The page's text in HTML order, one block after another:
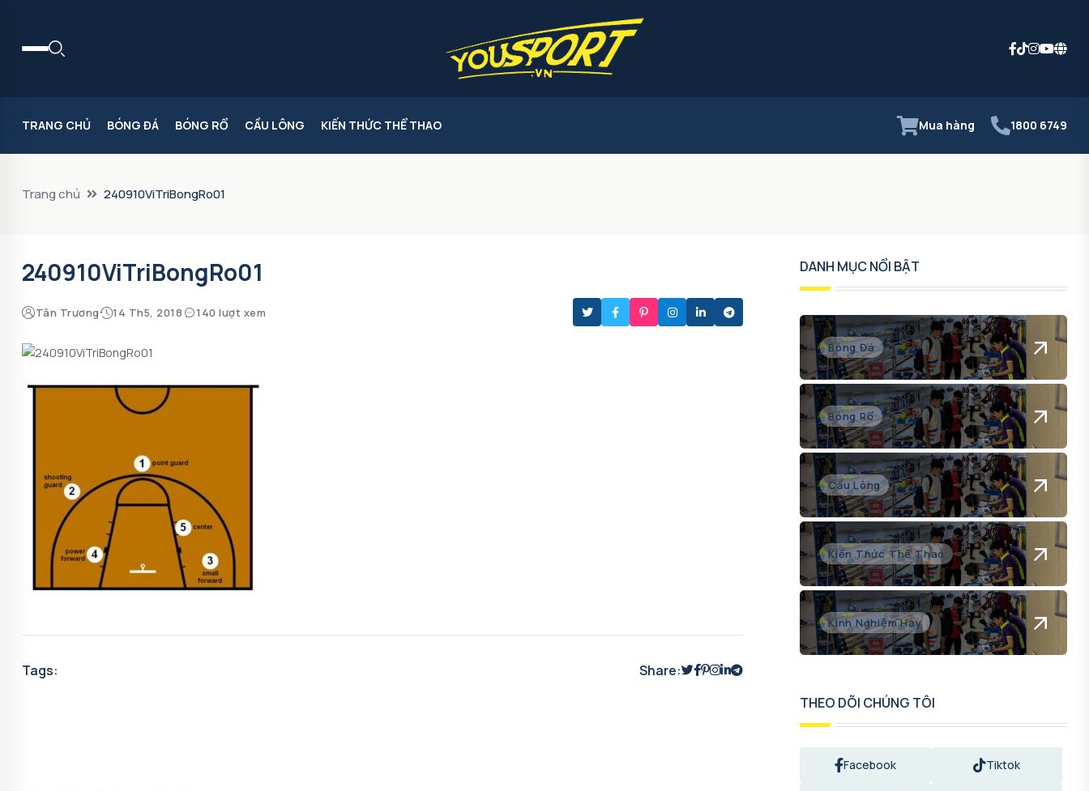
TRANG CHỦ BÓNG ĐÁ BÓNG RỔ CẦU LÔNG KIẾN THỨC THỂ THAO Mua hàng 1800 6749
Trang chủ 240910ViTriBongRo01
240910ViTriBongRo01
Tân Trương 14 Th5, 2018 140 lượt xem
Tags: Share:
DANH MỤC NỔI BẬT
Bóng Đá
Bóng Rổ
Cầu Lông
Kiến Thức Thể Thao
Kinh Nghiệm Hay
THEO DÕI CHÚNG TÔI
Facebook Tiktok